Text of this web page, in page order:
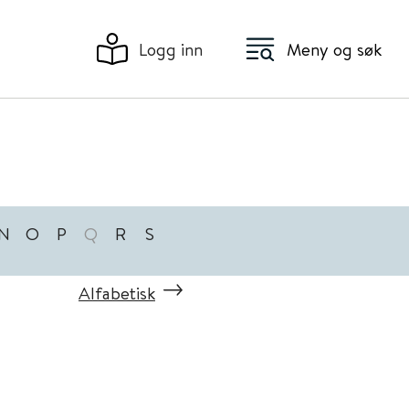
Logg inn Meny og søk
O P Q R S
Alfabetisk